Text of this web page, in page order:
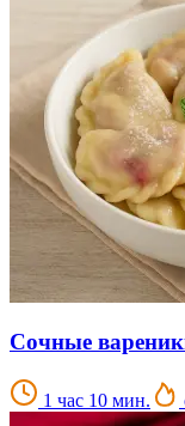
Сочные
1 час 10 мин.